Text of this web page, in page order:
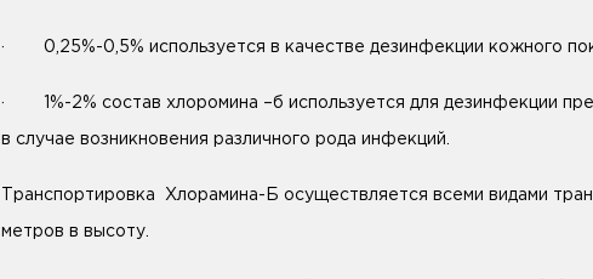
· 0,25%-0,5% используется в качестве дезинфекции кожного
· 1%-2% состав хлоромина –б используется для дезинфекции
в случае возникновения различного рода инфекций.
Транспортировка Хлорамина-Б осуществляется всеми видами
метров в высоту.